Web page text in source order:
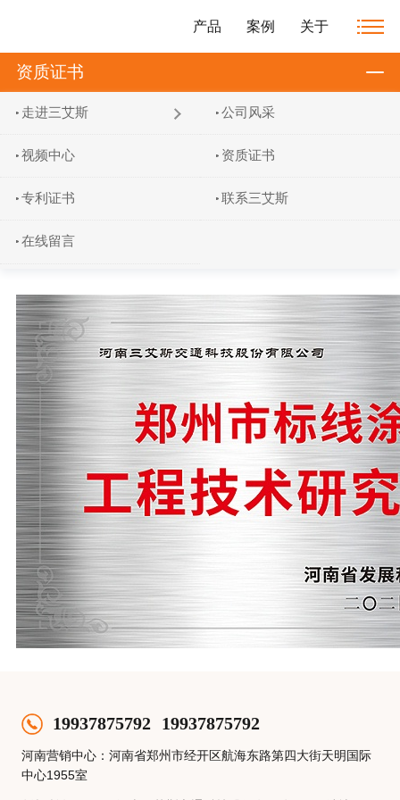
产品 案例 关于
资质证书
走进三艾斯 公司风采
视频中心 资质证书
专利证书 联系三艾斯
在线留言
19937875792 19937875792
河南营销中心：河南省郑州市经开区航海东路第四大街天明国际
中心1955室